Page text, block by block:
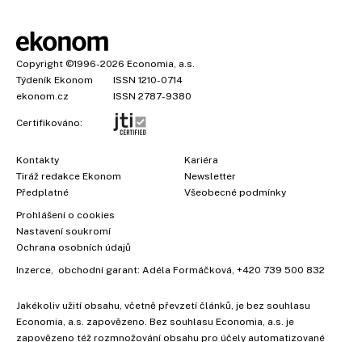
Copyright ©1996-2026 Economia, a.s.
Týdeník Ekonom
ISSN 1210-0714
ekonom.cz
ISSN 2787-9380
Certifikováno:
Kontakty
Tiráž redakce Ekonom
Předplatné
Kariéra
Newsletter
Všeobecné podmínky
Prohlášení o cookies
Nastavení soukromí
Ochrana osobních údajů
Inzerce , obchodní garant: Adéla Formáčková +420 739 500 832
Jakékoliv užití obsahu, včetně převzetí článků, je bez souhlasu
Economia, a.s. zapovězeno. Bez souhlasu Economia, a.s. je
zapovězeno též rozmnožování obsahu pro účely automatizované